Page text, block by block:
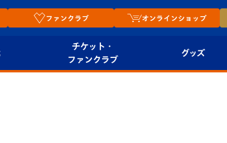
ファンクラブ オンラインショップ
チケット・
ファンクラブ
グッズ